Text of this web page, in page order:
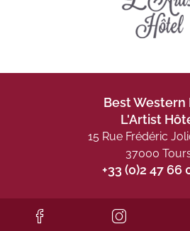
Best Western
L'Artist
15 Rue Frédéric
37000
+33 (0)2 47 66